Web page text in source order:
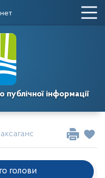
інформації
районної у
голови